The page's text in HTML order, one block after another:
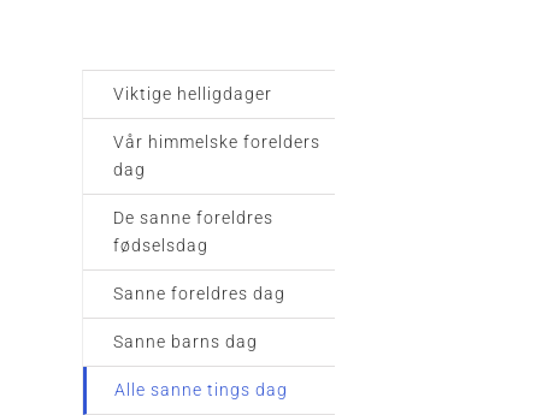
Viktige helligdager
Vår himmelske forelders
dag
De sanne foreldres
fødselsdag
Sanne foreldres dag
Sanne barns dag
Alle sanne tings dag